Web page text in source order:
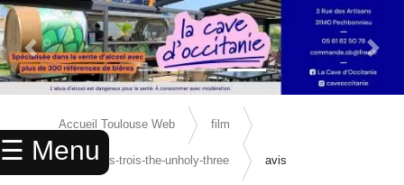
☰ Menu
× ACCUEIL
ANNUAIRE
Previous Slide Next
Accueil Toulouse Web film
le-club-des-trois-the-unholy-three avis